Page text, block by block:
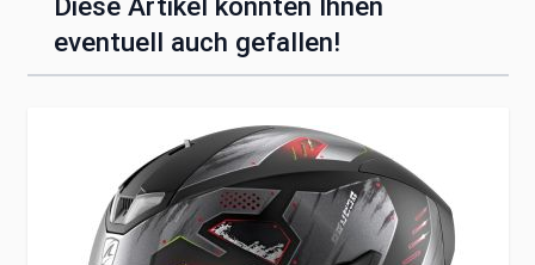
Diese Artikel könnten Ihnen
eventuell auch gefallen!